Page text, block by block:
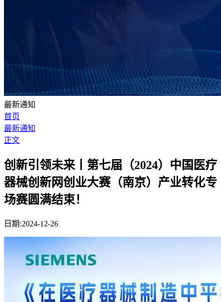
最新通知
首页
最新通知
正文
创新引领未来丨第七届（2024）中国医疗
器械创新网创业大赛（南京）产业转化专
场赛圆满结束！
日期:2024-12-26